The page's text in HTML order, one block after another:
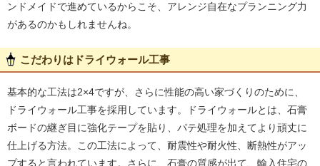
ンドメイドで進めているからこそ、アレンジ自在なプランニング力
があるのかもしれませんね。
こだわりはドライウォール工事
基本的な工法は2×4ですが、さらに性能の高い家づくりのために、
ドライウォール工事を採用しています。ドライウォールとは、石膏
ボードの継ぎ目に強化テープを貼り、パテ処理を加えてより頑丈に
仕上げる方法。この工法によって、耐震性や耐火性、断熱性がアッ
プすると言われています。さらに、石膏の質感が出て、輸入住宅の